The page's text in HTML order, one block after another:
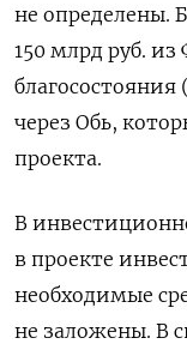
не определены.
150 млрд руб.
через Обь,
проекта.
В
в проекте
необходимые
не заложены. В